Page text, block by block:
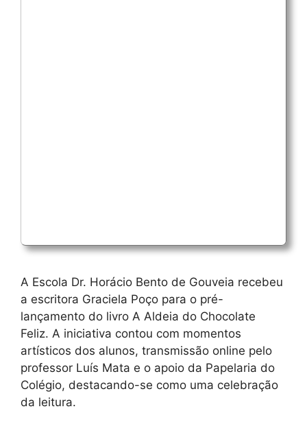
A Escola Dr. Horácio Bento de Gouveia recebeu
a escritora Graciela Poço para o pré-
lançamento do livro A Aldeia do Chocolate
Feliz. A iniciativa contou com momentos
artísticos dos alunos, transmissão online pelo
professor Luís Mata e o apoio da Papelaria do
Colégio, destacando-se como uma celebração
da leitura.